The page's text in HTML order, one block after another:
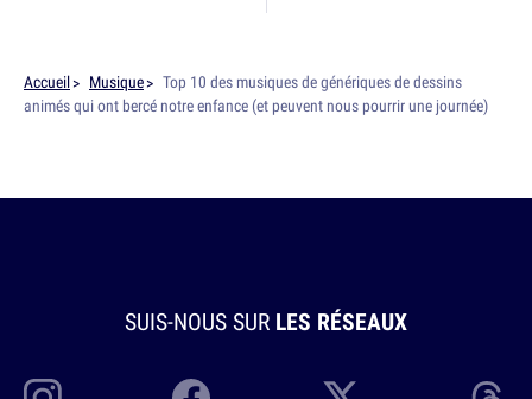
Accueil Musique
Top 10 des musiques de génériques de dessins
animés qui ont bercé notre enfance (et peuvent nous pourrir une journée)
SUIS-NOUS SUR LES RÉSEAUX